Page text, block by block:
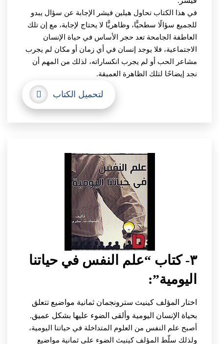
في هذا الكتاب تحاول هيلين فيشر الإجابة عن سؤال يبدو
للجميع سؤالًا سطحيًّا، وظاهريًّا لا يحتاج لإجابة، مع إن تلك
العاطفة الجامحة تعد حجر الأساس في حياة الإنسان
الاجتماعية، فلا يوجد إنسان في أي زمان أو مكان لم يجرب
مشاعر الحب أو لم يجرب انكساراته، لذلك من المهم أن
نجد إيضاحًا لتلك الظاهرة العميقة.
لتحميل الكتاب
٣- كتاب “علم النفس في حياتنا
اليومية”:
اختار المؤلف كينيث سترونجمان ثمانية مواضيع تتعلق
بحياة الإنسان اليومية وألقى الضوء عليها بشكل عميق.
أصبح علم النفس من العلوم المتداخلة في حياتنا اليومية،
ولذلك سلّط المؤلف كينيث الضوء على ثمانية مواضيع